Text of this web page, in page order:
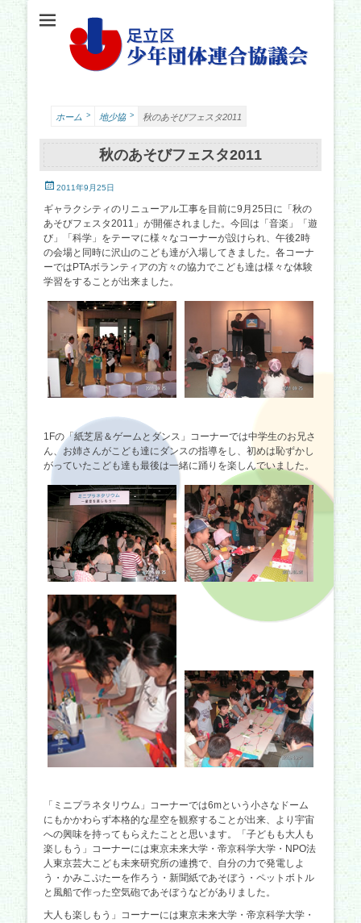
足立区少年団体連
合協議会
足立少年団体連合協議会（少連協）は、地域の力と行政をつなぐ役割を担い、足立
区の子どもたちの健やかな成長を願い、活動しています。
ホーム > 地少協 > 秋のあそびフェスタ2011
秋のあそびフェスタ2011
投
日
2011年9月25日
ギャラクシティのリニューアル工事を目前に9月25日に「秋の
あそびフェスタ2011」が開催されました。今回は「音楽」「遊
び」「科学」をテーマに様々なコーナーが設けられ、午後2時
の会場と同時に沢山のこども達が入場してきました。各コーナ
ーではPTAボランティアの方々の協力でこども達は様々な体験
学習をすることが出来ました。
1Fの「紙芝居＆ゲームとダンス」コーナーでは中学生のお兄さ
ん、お姉さんがこども達にダンスの指導をし、初めは恥ずかし
がっていたこども達も最後は一緒に踊りを楽しんでいました。
「ミニプラネタリウム」コーナーでは6mという小さなドーム
にもかかわらず本格的な星空を観察することが出来、より宇宙
への興味を持ってもらえたことと思います。「子どもも大人も
楽しもう」コーナーには東京未来大学・帝京科学大学・NPO法
人東京芸大こども未来研究所の連携で、自分の力で発電しよ
う・かみこぷたーを作ろう・新聞紙であそぼう・ペットボトル
と風船で作った空気砲であそぼうなどがありました。
大人も楽しもう」コーナーには東京未来大学・帝京科学大学・